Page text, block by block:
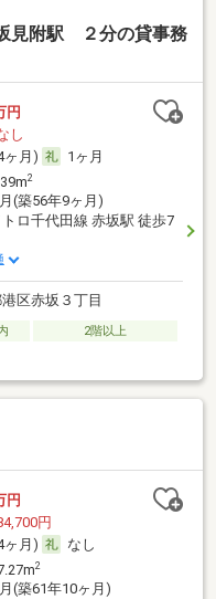
附駅 ２分の貸事務
円
し
ヶ月)
1ヶ月
2
(築56年9ヶ月)
ロ千代田線 赤坂駅 徒歩7
区赤坂３丁目
2階以上
円
円
ヶ月)
なし
2
(築61年10ヶ月)